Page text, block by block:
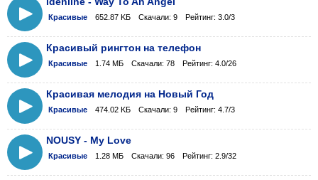
Красивые 652.87 KБ Скачали: 9 Рейтинг: 3.0/3
Красивый рингтон на телефон
Красивые 1.74 МБ Скачали: 78 Рейтинг: 4.0/26
Красивая мелодия на Новый Год
Красивые 474.02 KБ Скачали: 9 Рейтинг: 4.7/3
NOUSY - My Love
Красивые 1.28 МБ Скачали: 96 Рейтинг: 2.9/32